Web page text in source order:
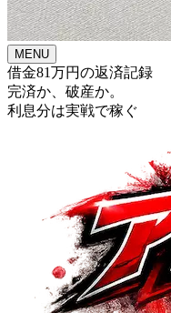
MENU
借金81万円の返済記録
完済か、破産か。
利息分は実戦で稼ぐ